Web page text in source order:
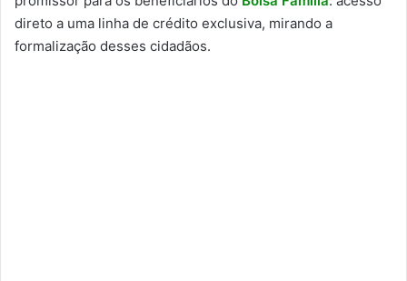
direto a uma linha de crédito exclusiva, mirando a
formalização desses cidadãos.